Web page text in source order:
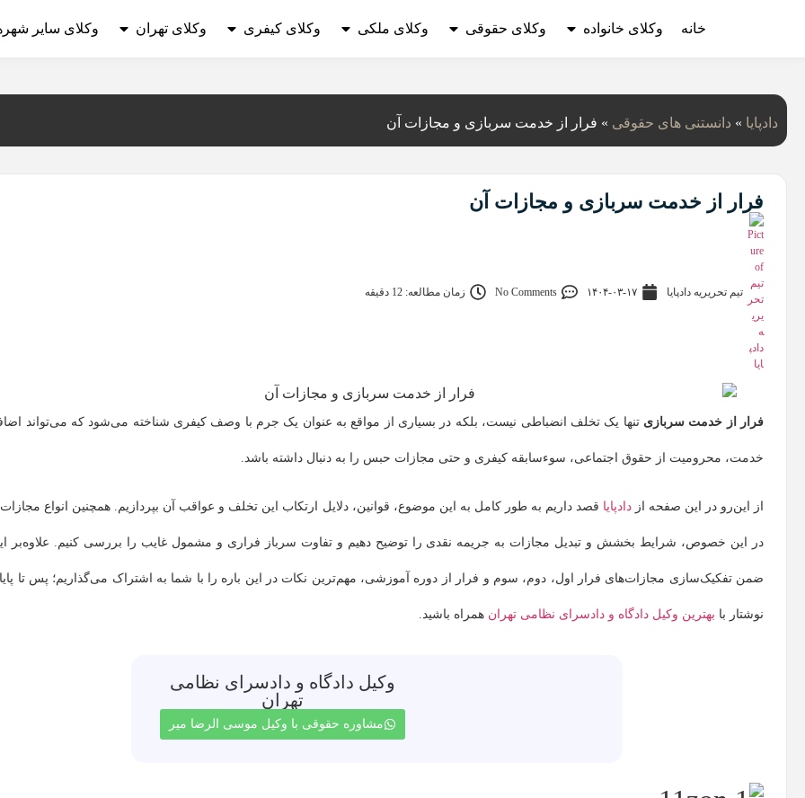
خانه وکلای خانواده وکلای حقوقی وکلای ملکی وکلای کیفری وکلای تهران وکلای سایر
دادپایا » دانستنی‌ های حقوقی » فرار از خدمت سربازی و مجازات آن
فرار از خدمت سربازی و مجازات آن
تیم تحریریه دادپایا ۱۴۰۴-۰۳-۱۷ No Comments زمان مطالعه: 12 دقیقه
فرار از خدمت سربازی تنها یک تخلف انضباطی نیست، بلکه در بسیاری از مواقع به عنوان یک جرم با وصف کیفری شناخته می‌شود که می‌تواند
خدمت، محرومیت از حقوق اجتماعی، سوء‌سابقه کیفری و حتی مجازات حبس را به دنبال داشته باشد.
از این‌رو در این صفحه ازدادپایا قصد داریم به طور کامل به این موضوع، قوانین، دلایل ارتکاب این تخلف و عواقب آن بپردازیم. همچنین انواع
در این خصوص، شرایط بخشش و تبدیل مجازات به جریمه نقدی را توضیح ‌دهیم و تفاوت سرباز فراری و مشمول غایب را بررسی کنیم. علاوه‌بر
ضمن تفکیک‌سازی مجازات‌های فرار اول، دوم، سوم و فرار از دوره آموزشی، مهم‌ترین نکات در این باره را با شما به اشتراک می‌گذاریم؛ پس تا
نوشتار با بهترین وکیل دادگاه و دادسرای نظامی تهران همراه باشید.
وکیل دادگاه و دادسرای نظامی
تهران
مشاوره حقوقی با وکیل موسی الرضا میر